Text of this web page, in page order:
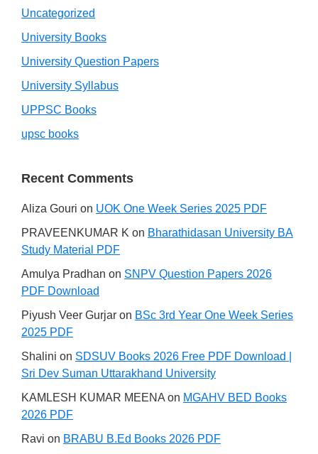
Uncategorized
University Books
University Question Papers
University Syllabus
UPPSC Books
upsc books
Recent Comments
Aliza Gouri on UOK One Week Series 2025 PDF
PRAVEENKUMAR K on Bharathidasan University BA
Study Material PDF
Amulya Pradhan on SNPV Question Papers 2026
PDF Download
Piyush Veer Gurjar on BSc 3rd Year One Week Series
2025 PDF
Shalini on SDSUV Books 2026 Free PDF Download |
Sri Dev Suman Uttarakhand University
KAMLESH KUMAR MEENA on MGAHV BED Books
2026 PDF
Ravi on BRABU B.Ed Books 2026 PDF